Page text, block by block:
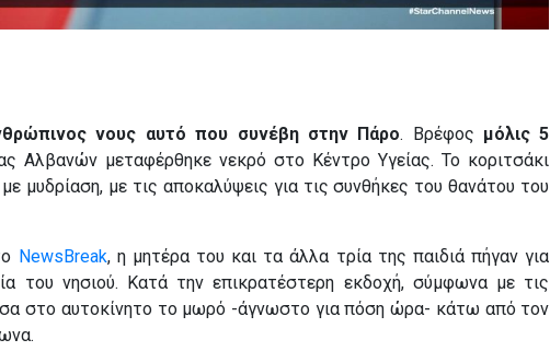
νους αυτό που συνέβη στην Πάρο. Βρέφος μόλις 5
Αλβανών μεταφέρθηκε νεκρό στο Κέντρο Υγείας. Το κοριτσάκι
μυδρίαση, με τις αποκαλύψεις για τις συνθήκες του θανάτου του
NewsBreak, η μητέρα του και τα άλλα τρία της παιδιά πήγαν για
του νησιού. Κατά την επικρατέστερη εκδοχή, σύμφωνα με τις
στο αυτοκίνητο το μωρό -άγνωστο για πόση ώρα- κάτω από τον